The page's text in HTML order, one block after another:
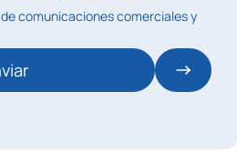
comunicaciones comerciales y